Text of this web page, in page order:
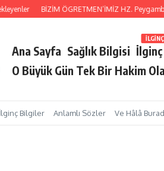
BİZİM ÖGRETMEN’İMİZ HZ.
Ana Sayfa Sağlık Bilgisi
O Büyük Gün Tek Bir Hakim
İlginç Bilgiler Anlamlı Sözler Ve Hâlâ